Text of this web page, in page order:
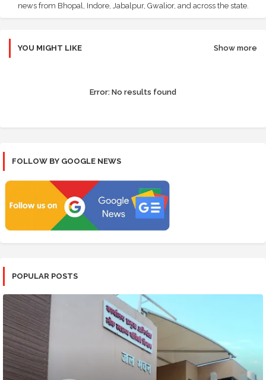
news from Bhopal, Indore, Jabalpur, Gwalior, and across the state.
YOU MIGHT LIKE Show more
Error: No results found
FOLLOW BY GOOGLE NEWS
POPULAR POSTS